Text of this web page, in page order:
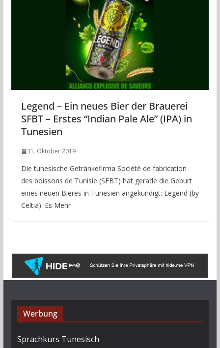
Legend – Ein neues Bier der Brauerei
SFBT – Erstes “Indian Pale Ale” (IPA) in
Tunesien
31. Oktober 2019
Die tunesische Getränkefirma Société de fabrication
des boissons de Tunisie (SFBT) hat gerade die Geburt
eines neuen Bieres in Tunesien angekündigt: Legend (by
Celtia). Es Mehr
Werbung
Sprachkurs Tunesisch